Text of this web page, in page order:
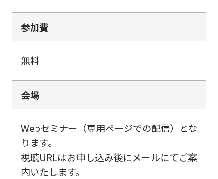
参加費
無料
会場
Webセミナー（専用ページでの配信）とな
ります。
視聴URLはお申し込み後にメールにてご案
内いたします。